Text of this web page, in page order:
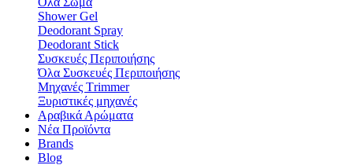
Shower Gel
Deodorant Spray
Deodorant Stick
Συσκευές Περιποιήσης
Όλα Συσκευές Περιποιήσης
Μηχανές Τrimmer
Ξυριστικές μηχανές
Αραβικά Αρώματα
Νέα Προϊόντα
Brands
Blog